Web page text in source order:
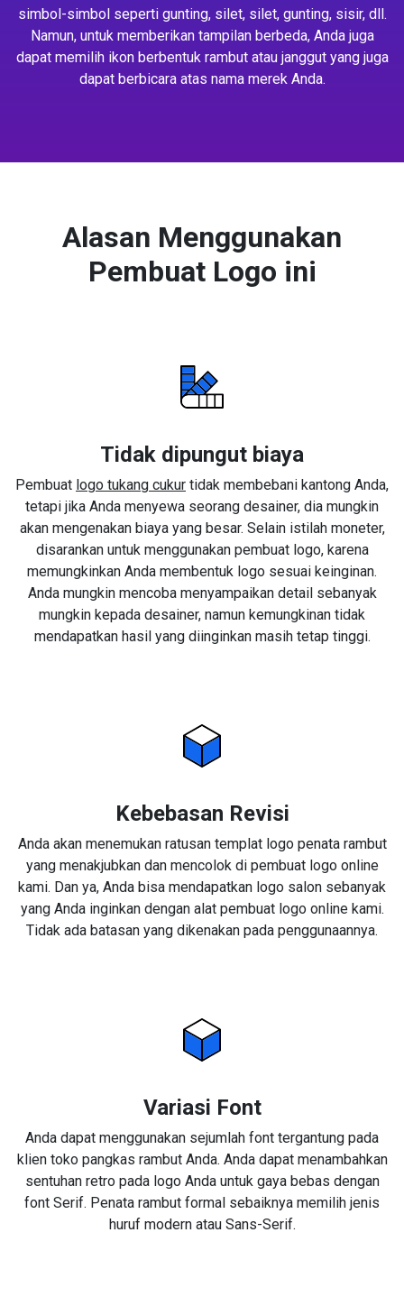
simbol-simbol seperti gunting, silet, silet, gunting, sisir, dll.
Namun, untuk memberikan tampilan berbeda, Anda juga
dapat memilih ikon berbentuk rambut atau janggut yang juga
dapat berbicara atas nama merek Anda.
Alasan Menggunakan
Pembuat Logo ini
Tidak dipungut biaya
Pembuat logo tukang cukur tidak membebani kantong Anda,
tetapi jika Anda menyewa seorang desainer, dia mungkin
akan mengenakan biaya yang besar. Selain istilah moneter,
disarankan untuk menggunakan pembuat logo, karena
memungkinkan Anda membentuk logo sesuai keinginan.
Anda mungkin mencoba menyampaikan detail sebanyak
mungkin kepada desainer, namun kemungkinan tidak
mendapatkan hasil yang diinginkan masih tetap tinggi.
Kebebasan Revisi
Anda akan menemukan ratusan templat logo penata rambut
yang menakjubkan dan mencolok di pembuat logo online
kami. Dan ya, Anda bisa mendapatkan logo salon sebanyak
yang Anda inginkan dengan alat pembuat logo online kami.
Tidak ada batasan yang dikenakan pada penggunaannya.
Variasi Font
Anda dapat menggunakan sejumlah font tergantung pada
klien toko pangkas rambut Anda. Anda dapat menambahkan
sentuhan retro pada logo Anda untuk gaya bebas dengan
font Serif. Penata rambut formal sebaiknya memilih jenis
huruf modern atau Sans-Serif.